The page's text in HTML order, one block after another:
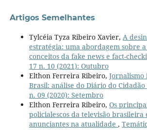
Artigos Semelhantes
Tylcéia Tyza Ribeiro Xavier, A
estratégia: uma abordagem sobre
conceitos da fake news e fact-
17 n. 10 (2021): Outubro
Elthon Ferreira Ribeiro,
Brasil: análise do Diário do Cidadão
n. 09 (2020): Setembro
Elthon Ferreira Ribeiro, Os
policialescos da televisão brasileira
anunciantes na atualidade ,